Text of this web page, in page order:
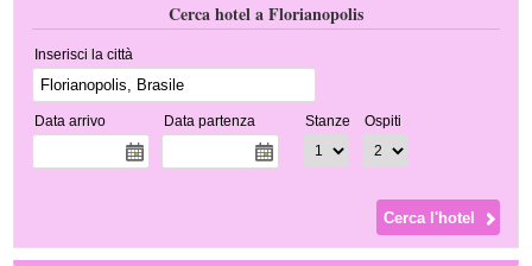
Cerca hotel a Florianopolis
Inserisci la città
Data arrivo Data partenza Stanze Ospiti